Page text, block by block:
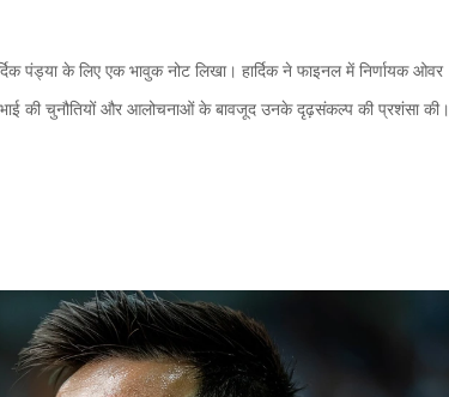
पंड्या के लिए एक भावुक नोट लिखा। हार्दिक ने फाइनल में निर्णायक ओवर
की चुनौतियों और आलोचनाओं के बावजूद उनके दृढ़संकल्प की प्रशंसा की।